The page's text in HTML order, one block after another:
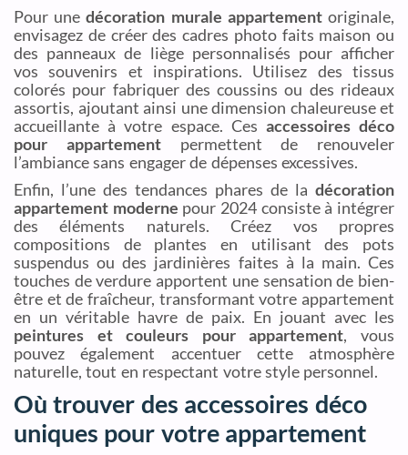
Pour unedécoration murale appartementoriginale,
envisagez de créer des cadres photo faits maison ou
des panneaux de liège personnalisés pour afficher
vos souvenirs et inspirations. Utilisez des tissus
colorés pour fabriquer des coussins ou des rideaux
assortis, ajoutant ainsi une dimension chaleureuse et
accueillante à votre espace. Ces accessoires déco
pour appartementpermettent de renouveler
l’ambiance sans engager de dépenses excessives.
Enfin, l’une des tendances phares de la décoration
appartement moderne pour 2024 consiste à intégrer
des éléments naturels. Créez vos propres
compositions de plantes en utilisant des pots
suspendus ou des jardinières faites à la main. Ces
touches de verdure apportent une sensation de bien-
être et de fraîcheur, transformant votre appartement
en un véritable havre de paix. En jouant avec les
peintures et couleurs pour appartement, vous
pouvez également accentuer cette atmosphère
naturelle, tout en respectant votre style personnel.
Où trouver des accessoires déco
uniques pour votre appartement